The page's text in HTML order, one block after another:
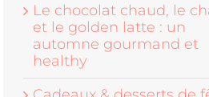
Le chocolat chaud, le
et le golden latte : un
automne gourmand et
healthy